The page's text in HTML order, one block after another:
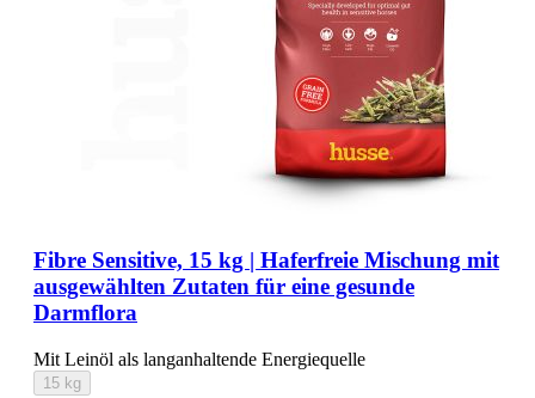
Fibre Sensitive, 15 kg | Haferfreie Mischung mit
ausgewählten Zutaten für eine gesunde
Darmflora
Mit Leinöl als langanhaltende Energiequelle
15 kg